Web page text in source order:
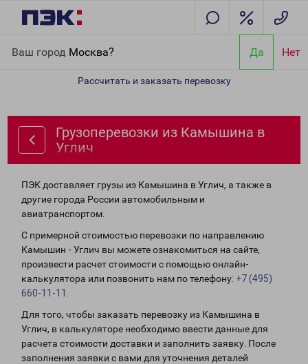
Ваш город Москва? Да Нет
Рассчитать и заказать перевозку
Грузоперевозки из Камышина в
Углич
ПЭК доставляет грузы из Камышина в Углич, а также в
другие города России автомобильным и
авиатранспортом.
С примерной стоимостью перевозки по направлению
Камышин - Углич вы можете ознакомиться на сайте,
произвести расчет стоимости с помощью онлайн-
калькулятора или позвонить нам по телефону: +7 (495)
660-11-11
Для того, чтобы заказать перевозку из Камышина в
Углич, в калькуляторе необходимо ввести данные для
расчета стоимости доставки и заполнить заявку. После
заполнения заявки с вами для уточнения деталей